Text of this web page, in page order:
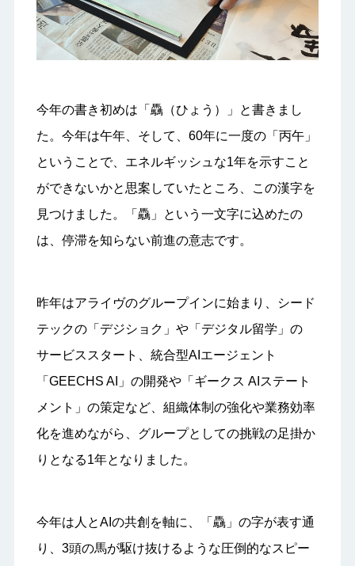
今年の書き初めは「驫（ひょう）」と書きまし
た。今年は午年、そして、60年に一度の「丙午」
ということで、エネルギッシュな1年を示すこと
ができないかと思案していたところ、この漢字を
見つけました。「驫」という一文字に込めたの
は、停滞を知らない前進の意志です。
昨年はアライヴのグループインに始まり、シード
テックの「デジショク」や「デジタル留学」の
サービススタート、統合型AIエージェント
「GEECHS AI」の開発や「ギークス AIステート
メント」の策定など、組織体制の強化や業務効率
化を進めながら、グループとしての挑戦の足掛か
りとなる1年となりました。
今年は人とAIの共創を軸に、「驫」の字が表す通
り、3頭の馬が駆け抜けるような圧倒的なスピー